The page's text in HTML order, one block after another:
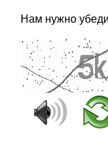
Нам нужно